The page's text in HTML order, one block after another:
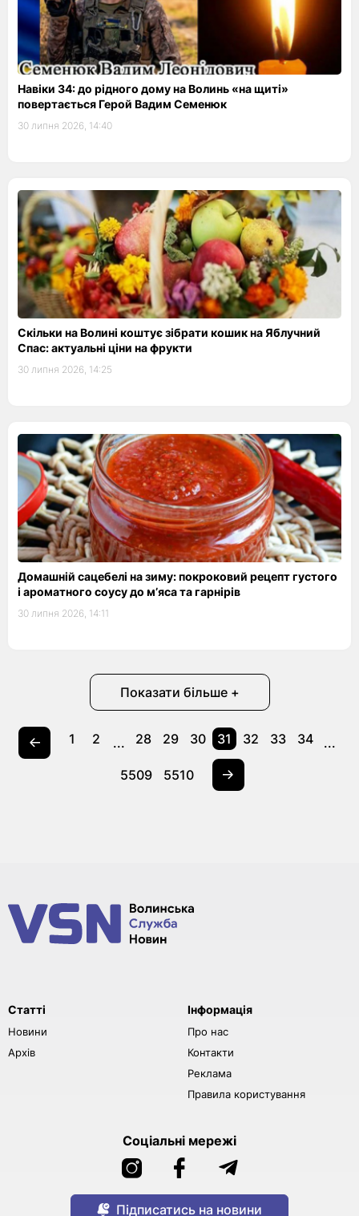
Навіки 34: до рідного дому на Волинь «на щиті»
повертається Герой Вадим Семенюк
30 липня 2026, 14:40
Скільки на Волині коштує зібрати кошик на Яблучний
Спас: актуальні ціни на фрукти
30 липня 2026, 14:25
Домашній сацебелі на зиму: покроковий рецепт густого
і ароматного соусу до м’яса та гарнірів
30 липня 2026, 14:11
Показати більше +
1 2 ... 28 29 30 31 32 33 34
...
5509
5510
Статті
Новини
Архів
Інформація
Про нас
Контакти
Реклама
Правила користування
Соціальні мережі
Підписатись на новини